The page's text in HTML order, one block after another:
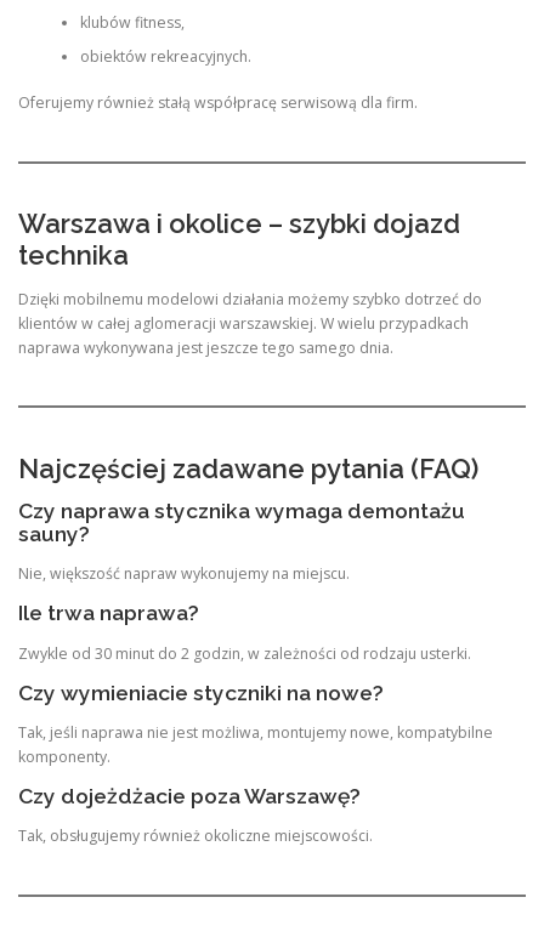
klubów fitness,
obiektów rekreacyjnych.
Oferujemy również stałą współpracę serwisową dla firm.
Warszawa i okolice – szybki dojazd
technika
Dzięki mobilnemu modelowi działania możemy szybko dotrzeć do
klientów w całej aglomeracji warszawskiej. W wielu przypadkach
naprawa wykonywana jest jeszcze tego samego dnia.
Najczęściej zadawane pytania (FAQ)
Czy naprawa stycznika wymaga demontażu
sauny?
Nie, większość napraw wykonujemy na miejscu.
Ile trwa naprawa?
Zwykle od 30 minut do 2 godzin, w zależności od rodzaju usterki.
Czy wymieniacie styczniki na nowe?
Tak, jeśli naprawa nie jest możliwa, montujemy nowe, kompatybilne
komponenty.
Czy dojeżdżacie poza Warszawę?
Tak, obsługujemy również okoliczne miejscowości.